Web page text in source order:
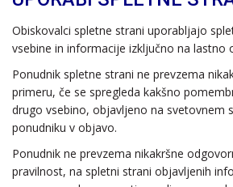
Obiskovalci spletne strani uporabljajo
vsebine in informacije izključno na lastno
Ponudnik spletne strani ne prevzema
primeru, če se spregleda kakšno
drugo vsebino, objavljeno na svetovnem
ponudniku v objavo.
Ponudnik ne prevzema nikakršne
pravilnost, na spletni strani objavljenih